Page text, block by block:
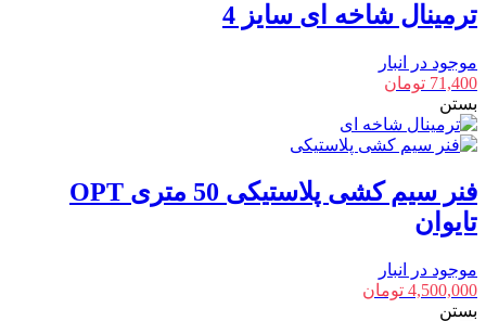
ترمینال شاخه ای سایز 4
موجود در انبار
71,400 تومان
بستن
فنر سیم کشی پلاستیکی 50 متری OPT
تایوان
موجود در انبار
4,500,000 تومان
بستن